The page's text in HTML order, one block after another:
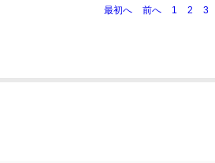
最初へ 前へ 1 2 3